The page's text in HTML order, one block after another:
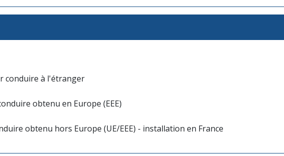
conduire à l'étranger
obtenu en Europe (EEE)
obtenu hors Europe (UE/EEE) - installation en France